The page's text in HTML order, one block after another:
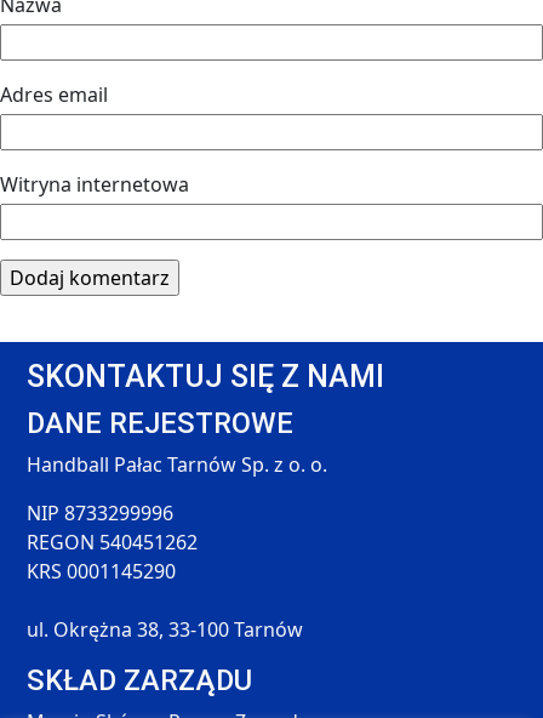
Adres email
Witryna internetowa
SKONTAKTUJ SIĘ Z NAMI
DANE REJESTROWE
Handball Pałac Tarnów Sp. z o. o.
NIP 8733299996
REGON 540451262
KRS 0001145290
ul. Okrężna 38, 33-100 Tarnów
SKŁAD ZARZĄDU